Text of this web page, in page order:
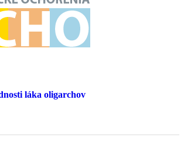
láka oligarchov